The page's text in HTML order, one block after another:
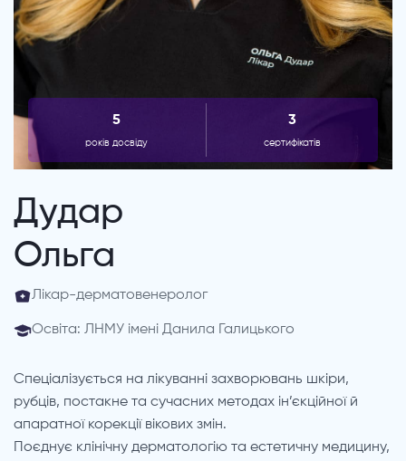
5
років досвіду
3
сертифікатів
Лікар-дерматовенеролог
Дудар
Ольга
Освіта: ЛНМУ імені Данила Галицького
Спеціалізується на лікуванні захворювань шкіри,
рубців, постакне та сучасних методах ін’єкційної й
апаратної корекції вікових змін.
Поєднує клінічну дерматологію та естетичну медицину,